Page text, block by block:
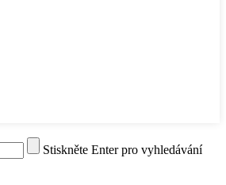
Stiskněte Enter pro vyhledávání